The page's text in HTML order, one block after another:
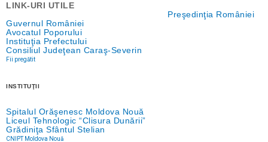
LINK-URI UTILE
Preşedinţia României
Guvernul României
Avocatul Poporului
Instituţia Prefectului
Consiliul Judeţean Caraş-Severin
Fii pregătit
INSTITUŢII
Spitalul Orăşenesc Moldova Nouă
Liceul Tehnologic “Clisura Dunării”
Grădiniţa Sfântul Stelian
CNIPT Moldova Nouă